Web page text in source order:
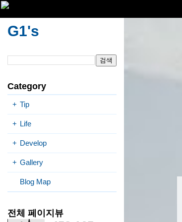
G1's
Category
Tip
+
Life
+
Develop
+
Gallery
+
Blog Map
전체 페이지뷰